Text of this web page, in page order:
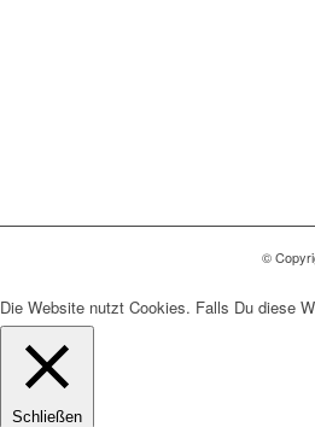
©
Die Website nutzt Cookies. Falls Du diese
Schließen